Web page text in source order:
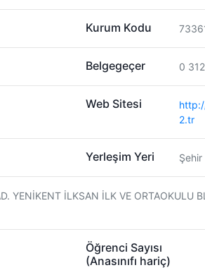
Kurum Kodu
Belgegeçer 0
Web Sitesi
2.tr
Yerleşim Yeri Şehir
YENİKENT İLKSAN İLK VE ORTAOKULU
Öğrenci Sayısı
(Anasınıfı hariç)